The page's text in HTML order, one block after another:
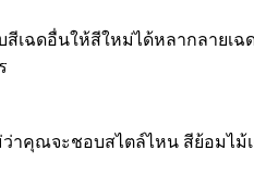
ดอื่นให้สีใหม่ได้หลากลายเฉ
าคุณจะชอบสไตล์ไหน สีย้อมไ